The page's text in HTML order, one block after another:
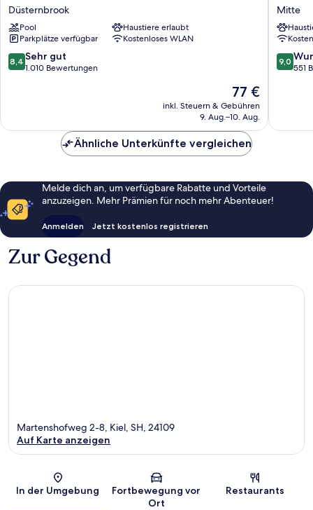
Hotel
Bellevue
Kiel
Düsternbrook
Düsternbrook
Pool
Haustiere erlaubt
Parkplätze verfügbar
Kostenloses WLAN
8.4
von
Bewertungen
8,4 Sehr gut
1.010 Bewertungen
Der
Preis
beträgt
77 €
inkl. Steuern & Gebühren
9. Aug.–10. Aug.
by
Hotels
Kiel
Mitte
Mitte
9.0
von
9,0
551
Ähnliche Unterkünfte vergleichen
Melde dich an, um verfügbare Rabatte und Vorteile
anzuzeigen. Mehr Prämien für noch mehr Abenteuer!
Anmelden Jetzt kostenlos registrieren
Zur Gegend
Karte
Martenshofweg 2-8, Kiel, SH, 24109
Auf Karte anzeigen
In der Umgebung
Fortbewegung vor
Ort
Restaurants